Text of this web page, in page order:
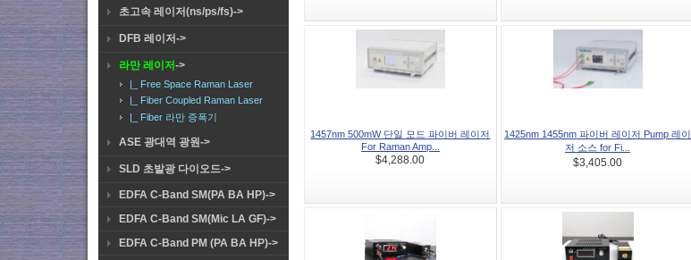
초고속 레이저(ns/ps/fs)->
DFB 레이저->
라만 레이저->
|_ Free Space Raman Laser
|_ Fiber Coupled Raman Laser
|_ Fiber 라만 증폭기
ASE 광대역 광원->
SLD 초발광 다이오드->
EDFA C-Band SM(PA BA HP)->
EDFA C-Band SM(Mic LA GF)->
EDFA C-Band PM (PA BA HP)->
1457nm 500mW 단일 모드 파이버 레이저
For Raman Amp...
$4,288.00
1425nm 1455nm 파이버 레이저 Pump 레이
저 소스 for Fi...
$3,405.00